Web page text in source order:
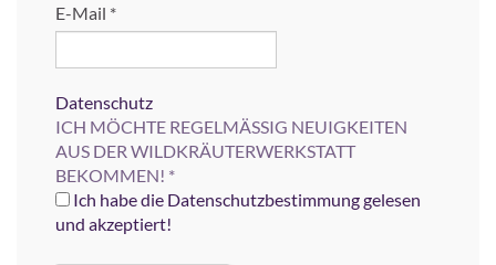
E-Mail *
Datenschutz
ICH MÖCHTE REGELMÄSSIG NEUIGKEITEN
AUS DER WILDKRÄUTERWERKSTATT
BEKOMMEN! *
Ich habe die Datenschutzbestimmung gelesen
und akzeptiert!